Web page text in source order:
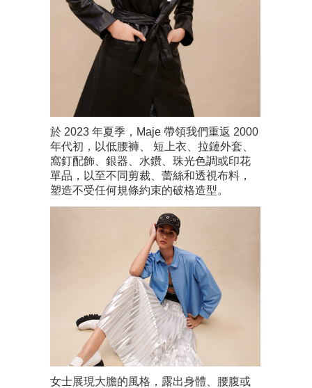
於 2023 年夏季，Maje 帶領我們重返 2000
年代初，以低腰褲、 短上衣、拉鏈外套、
窩釘配飾、銀器、水鑽、珠光色調或印花
單品，以至不同剪裁、蕾絲和透視布料，
塑造不受任何規條約束的破格造型。
女士展現大膽的風格，露出身體、腰腹或